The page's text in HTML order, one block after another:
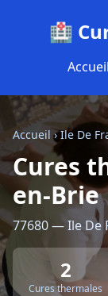
🏥
Accueil
Accueil ›Ile De
Cures
en-Brie
77680 — Ile De
2
Cures thermales